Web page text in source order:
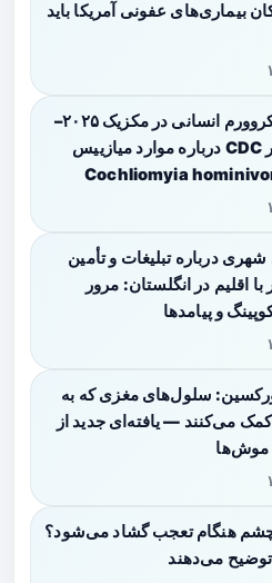
بیماری‌های عفونی آمریکا باید
بازگشت اسکروورم انسانی در مکزیک ۲۰۲۵–
۲۰۲۶: هشدار CDC درباره موارد میازییس
درباره تبلیغات و تأمین
اقلیم در انگلستان: مرور
و پیامدها
سلول‌های مغزی که به
می‌کنند — یافته‌ای جدید از
موش‌ها
هنگام تعجب گشاد می‌شود؟
می‌دهند